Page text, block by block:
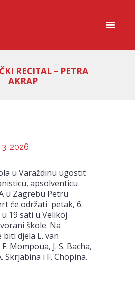
RECITAL – PETRA
AKRAP
2026
u Varaždinu ugostit
apsolventicu
u Zagrebu Petru
će održati petak, 6.
u 19 sati u Velikoj
škole. Na
djela L. van
Mompoua, J. S. Bacha,
Skrjabina i F. Chopina.